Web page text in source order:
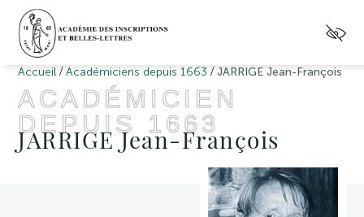
Accueil /Académiciens depuis 1663 /JARRIGE Jean-François
ACADÉMICIEN
DEPUIS 1663
JARRIGE Jean-François